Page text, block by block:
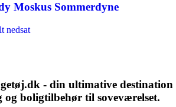
Moskus Sommerdyne
nedsat
kr..
- din ultimative destination
boligtilbehør til soveværelset.